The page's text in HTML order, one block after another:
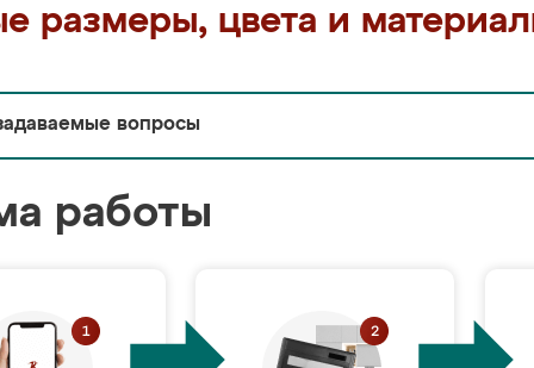
размеры, цвета и
вопросы
работы